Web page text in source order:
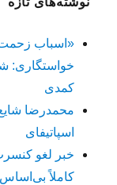
«اسباب
کمدی
محمدرضا
اسپاتیفای
خبر لغو
کاملاً